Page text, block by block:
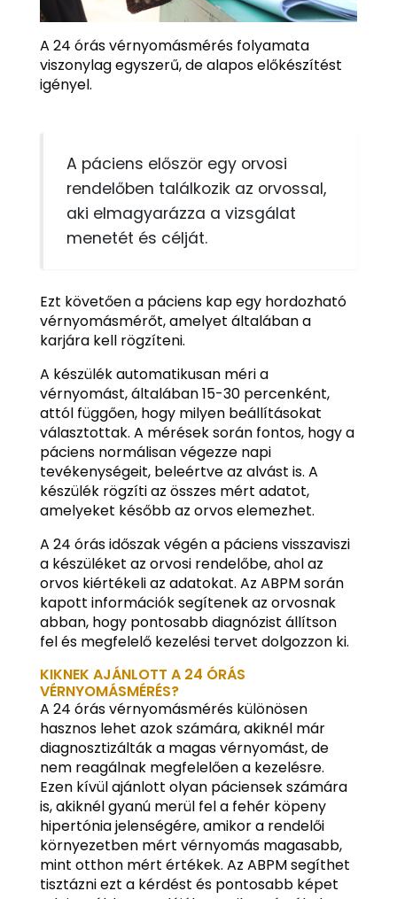
A 24 órás vérnyomásmérés folyamata
viszonylag egyszerű, de alapos előkészítést
igényel.
A páciens először egy orvosi
rendelőben találkozik az orvossal,
aki elmagyarázza a vizsgálat
menetét és célját.
Ezt követően a páciens kap egy hordozható
vérnyomásmérőt, amelyet általában a
karjára kell rögzíteni.
A készülék automatikusan méri a
vérnyomást, általában 15-30 percenként,
attól függően, hogy milyen beállításokat
választottak. A mérések során fontos, hogy a
páciens normálisan végezze napi
tevékenységeit, beleértve az alvást is. A
készülék rögzíti az összes mért adatot,
amelyeket később az orvos elemezhet.
A 24 órás időszak végén a páciens visszaviszi
a készüléket az orvosi rendelőbe, ahol az
orvos kiértékeli az adatokat. Az ABPM során
kapott információk segítenek az orvosnak
abban, hogy pontosabb diagnózist állítson
fel és megfelelő kezelési tervet dolgozzon ki.
KIKNEK AJÁNLOTT A 24 ÓRÁS
VÉRNYOMÁSMÉRÉS?
A 24 órás vérnyomásmérés különösen
hasznos lehet azok számára, akiknél már
diagnosztizálták a magas vérnyomást, de
nem reagálnak megfelelően a kezelésre.
Ezen kívül ajánlott olyan páciensek számára
is, akiknél gyanú merül fel a fehér köpeny
hipertónia jelenségére, amikor a rendelői
környezetben mért vérnyomás magasabb,
mint otthon mért értékek. Az ABPM segíthet
tisztázni ezt a kérdést és pontosabb képet